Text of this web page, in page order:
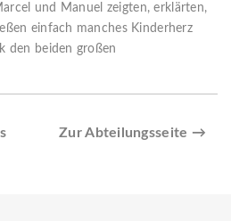
und Manuel zeigten, erklärten,
einfach manches Kinderherz
den beiden großen
Zur Abteilungsseite →